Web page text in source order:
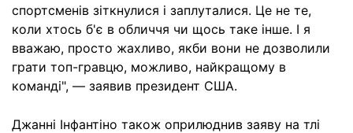
спортсменів зіткнулися і заплуталися. Це не те,
коли хтось б'є в обличчя чи щось таке інше. І я
вважаю, просто жахливо, якби вони не дозволили
грати топ-гравцю, можливо, найкращому в
команді", — заявив президент США.
Джанні Інфантіно також оприлюднив заяву на тлі